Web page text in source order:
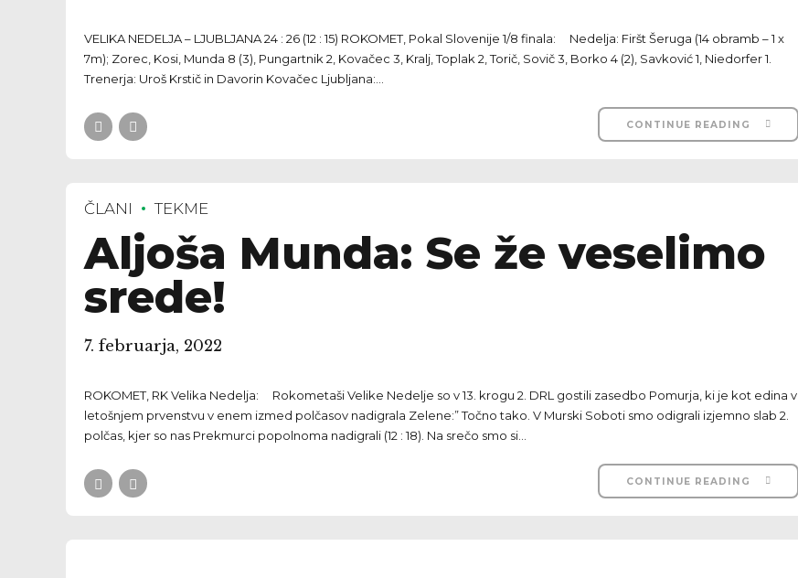
VELIKA NEDELJA – LJUBLJANA 24 : 26 (12 : 15) ROKOMET, Pokal Slovenije 1/8 finala: Nedelja: Firšt Šeruga (14 obramb – 1 x
7m); Zorec, Kosi, Munda 8 (3), Pungartnik 2, Kovačec 3, Kralj, Toplak 2, Torič, Sovič 3, Borko 4 (2), Savković 1, Niedorfer 1.
Trenerja: Uroš Krstič in Davorin Kovačec Ljubljana:...
CONTINUE READING
ČLANI TEKME
Aljoša Munda: Se že veselimo
srede!
7. februarja, 2022
ROKOMET, RK Velika Nedelja: Rokometaši Velike Nedelje so v 13. krogu 2. DRL gostili zasedbo Pomurja, ki je kot edina v
letošnjem prvenstvu v enem izmed polčasov nadigrala Zelene:” Točno tako. V Murski Soboti smo odigrali izjemno slab 2.
polčas, kjer so nas Prekmurci popolnoma nadigrali (12 : 18). Na srečo smo si...
CONTINUE READING